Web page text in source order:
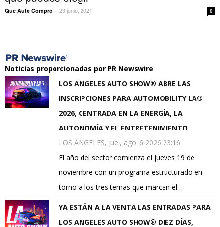
Que Auto Compro - 23 junio, 2021 0
Noticias proporcionadas por PR Newswire
LOS ANGELES AUTO SHOW® ABRE LAS
INSCRIPCIONES PARA AUTOMOBILITY LA®
2026, CENTRADA EN LA ENERGÍA, LA
AUTONOMÍA Y EL ENTRETENIMIENTO
LOS ÁNGELES, jue., ago. 6 2026 23:16
El año del sector comienza el jueves 19 de
noviembre con un programa estructurado en
torno a los tres temas que marcan el…
YA ESTÁN A LA VENTA LAS ENTRADAS PARA
LOS ANGELES AUTO SHOW® DIEZ DÍAS,